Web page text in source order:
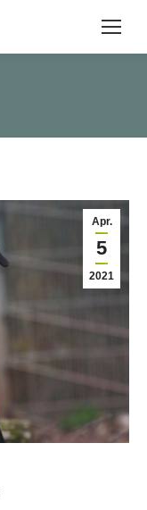
Apr.
5
2021